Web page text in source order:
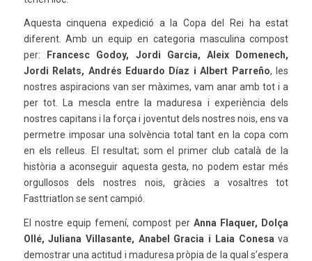
Aquesta cinquena expedició a la Copa del Rei ha estat
diferent. Amb un equip en categoria masculina compost
per:
Francesc Godoy, Jordi Garcia, Aleix Domenech,
Jordi Relats, Andrés Eduardo Díaz i Albert Parreño, les
nostres aspiracions van ser màximes, vam anar amb tot i a
per tot. La mescla entre la maduresa i experiència dels
nostres capitans i la força i joventut dels nostres nois, ens va
permetre imposar una solvència total tant en la copa com
en els relleus. El resultat; som el primer club català de la
història a aconseguir aquesta gesta, no podem estar més
orgullosos dels nostres nois, gràcies a vosaltres tot
Fasttriatlon se sent campió.
El nostre equip femení, compost per Anna Flaquer, Dolça
Ollé, Juliana Villasante, Anabel Gracia i Laia Conesa va
demostrar una actitud i maduresa pròpia de la qual s’espera